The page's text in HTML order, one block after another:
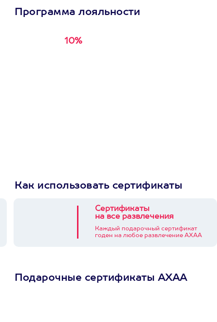
Программа лояльности
10%
Как использовать сертификаты
Сертификаты
на все развлечения
Каждый подарочный сертификат
годен на любое развлечение АХАА
Подарочные сертификаты АХАА